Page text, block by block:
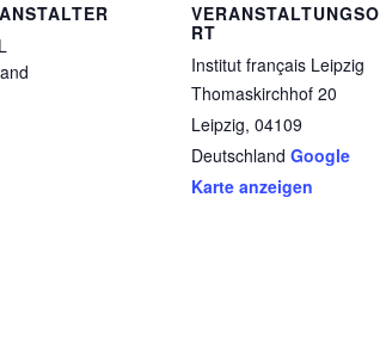
VERANSTALTUNGSO
RT
Institut français Leipzig
Thomaskirchhof 20
Leipzig, 04109
Deutschland Google
Karte anzeigen